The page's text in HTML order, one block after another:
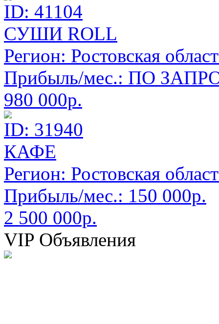
ID: 41104
СУШИ ROLL
Регион: Ростовская
Прибыль/мес.: ПО
980 000р.
ID: 31940
КАФЕ
Регион: Ростовская
Прибыль/мес.: 150 000р.
2 500 000р.
VIP Объявления